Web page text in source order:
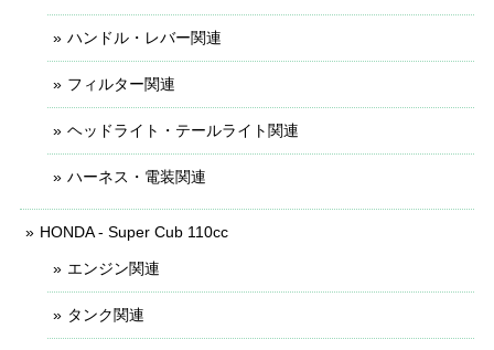
ハンドル・レバー関連
フィルター関連
ヘッドライト・テールライト関連
ハーネス・電装関連
HONDA - Super Cub 110cc
エンジン関連
タンク関連